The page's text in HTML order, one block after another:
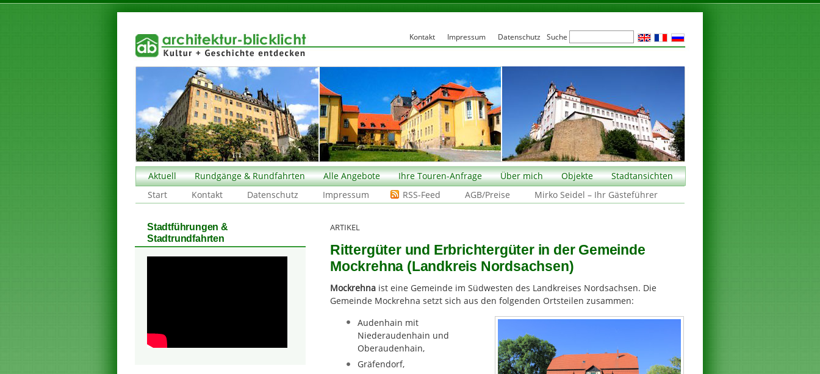
Aktuell Rundgänge & Rundfahrten Alle Angebote Ihre Touren-Anfrage Über mich Objekte
Stadtansichten
Start
Kontakt Datenschutz Impressum RSS-Feed AGB/Preise Mirko Seidel – Ihr Gästeführer
ARTIKEL
Rittergüter und Erbrichtergüter in der Gemeinde
Mockrehna (Landkreis Nordsachsen)
Mockrehna ist eine Gemeinde im Südwesten des Landkreises Nordsachsen. Die
Gemeinde Mockrehna setzt sich aus den folgenden Ortsteilen zusammen:
Audenhain mit
Niederaudenhain und
Oberaudenhain,
Gräfendorf,
Stadtführungen &
Stadtrundfahrten
Kontakt Impressum Datenschutz Suche